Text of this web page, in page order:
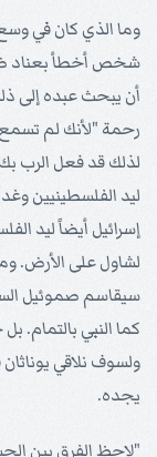
وما الذي كان في
شخص أخطأ بعناد ضد
أن يبحث عبده إلى
رحمة "لأنك لم
لذلك قد فعل الرب
ليد الفلسطينيين
إسرائيل أيضاً ليد
لشاول على الأرض.
سيقاسم صموئيل
كما النبي بالتمام.
ولسوف نلاقي
يجده.
"لاحظ الفرق بين